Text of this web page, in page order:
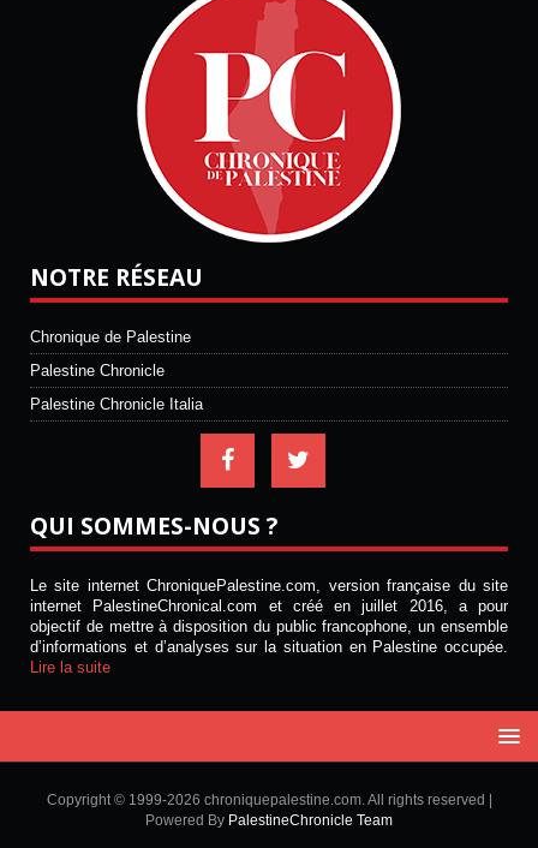
NOTRE RÉSEAU
Chronique de Palestine
Palestine Chronicle
Palestine Chronicle Italia
QUI SOMMES-NOUS ?
Le site internet ChroniquePalestine.com, version française du site
internet PalestineChronical.com et créé en juillet 2016, a pour
objectif de mettre à disposition du public francophone, un ensemble
d’informations et d’analyses sur la situation en Palestine occupée.
Lire la suite
Copyright © 1999-2026 chroniquepalestine.com. All rights reserved |
Powered By PalestineChronicle Team